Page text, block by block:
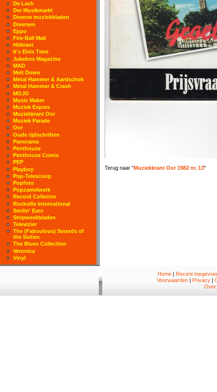
Terug naar "Muziekkrant Oor 1982 nr. 13"
De Lach
Der Musikmarkt
Diverse muziekbladen
Diversen
Eppo
Fire-Ball Mail
Hitkrant
It's Elvis Time
Jukebox Magazine
MAD
Melt Down
Metal Hammer & Aardschok
Metal Hammer & Crash
MOJO
Music Maker
Muziek Expres
Muziekkrant Oor
Muziek Parade
Oor
Oude tijdschriften
Panorama
Penthouse
Penthouse Comix
PEP
Playboy
Pop-Telescoop
Popfoto
Popzamelwerk
Record Collector
Rockville International
Smilin' Ears
Stripweekbladen
Televizier
The (Faboulous) Sounds of
the Sixties
The Blues Collection
Veronica
Vinyl
Home| Recent
Voorwaarden | Privacy |
Over